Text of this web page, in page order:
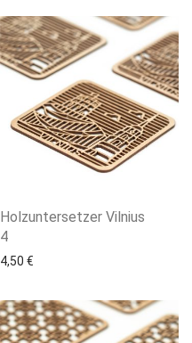
Holzuntersetzer Vilnius
4
4,50 €